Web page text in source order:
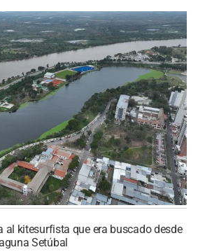
al kitesurfista que era buscado desde
Setúbal